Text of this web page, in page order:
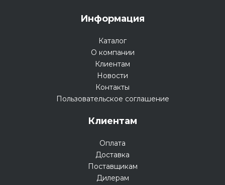
Информация
Каталог
О компании
Клиентам
Новости
Контакты
Пользовательское соглашение
Клиентам
Оплата
Доставка
Поставщикам
Дилерам